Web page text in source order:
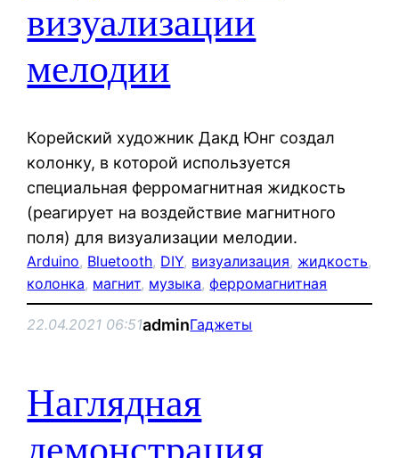
визуализации
мелодии
Корейский художник Дакд Юнг создал
колонку, в которой используется
специальная ферромагнитная жидкость
(реагирует на воздействие магнитного
поля) для визуализации мелодии.
Arduino, Bluetooth, DIY, визуализация, жидкость
колонка, магнит, музыка, ферромагнитная
22.04.2021 06:51adminГаджеты
Наглядная